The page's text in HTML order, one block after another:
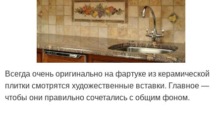
Всегда очень оригинально на фартуке из керамической
плитки смотрятся художественные вставки. Главное —
чтобы они правильно сочетались с общим фоном.